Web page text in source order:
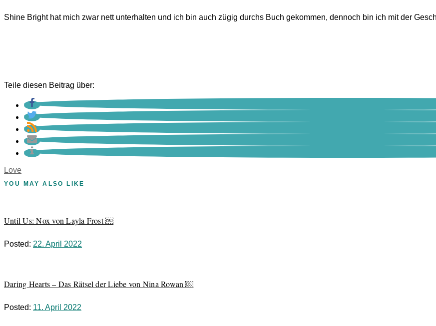
Shine Bright hat mich zwar nett unterhalten und ich bin auch zügig durchs Buch gekommen, dennoch bin ich mit der
Teile diesen Beitrag über:
Love
YOU MAY ALSO LIKE
Until Us: Nox von Layla Frost ￼
Posted: 22. April 2022
Daring Hearts – Das Rätsel der Liebe von Nina Rowan ￼
Posted: 11. April 2022